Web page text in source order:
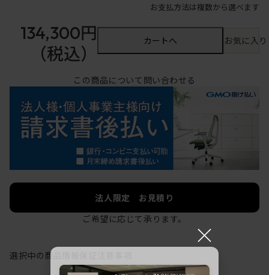
お支払方法は複数から選べます
134,300円
（税込）
カートへ お気に入
この商品について問い合わせる
法人限定 お見積り
ご希望に応じて承ります。
選択中の商品情報
×